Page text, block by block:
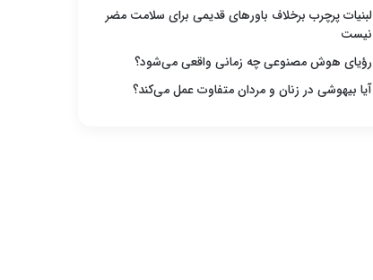
لبنیات پرچرب برخلاف باورهای قدیمی برای سلامت مضر
نیست
رؤیای هوش مصنوعی چه زمانی واقعی می‌شود؟
آیا بیهوشی در زنان و مردان متفاوت عمل می‌کند؟